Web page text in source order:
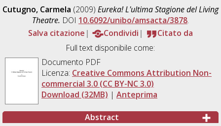
Cutugno, Carmela (2009) Eureka! L'ultima Stagione del Living
Theatre. DOI 10.6092/unibo/amsacta/3878.
Salva citazione
Condividi
Citato da
Full text disponibile come:
Documento PDF
Licenza: Creative Commons Attribution Non-
commercial 3.0 (CC BY-NC 3.0)
Download (32MB) | Anteprima
Abstract